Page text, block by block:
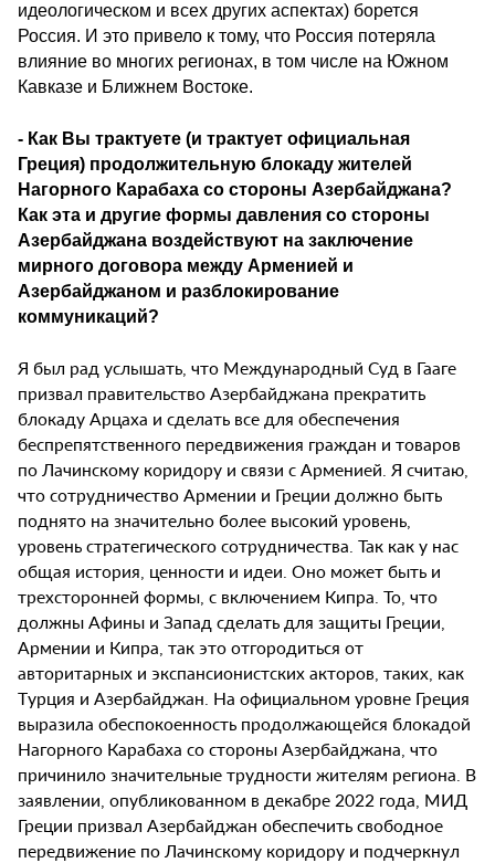
идеологическом и всех других аспектах) борется
Россия. И это привело к тому, что Россия потеряла
влияние во многих регионах, в том числе на Южном
Кавказе и Ближнем Востоке.
- Как Вы трактуете (и трактует официальная
Греция) продолжительную блокаду жителей
Нагорного Карабаха со стороны Азербайджана?
Как эта и другие формы давления со стороны
Азербайджана воздействуют на заключение
мирного договора между Арменией и
Азербайджаном и разблокирование
коммуникаций?
Я был рад услышать, что Международный Суд в Гааге
призвал правительство Азербайджана прекратить
блокаду Арцаха и сделать все для обеспечения
беспрепятственного передвижения граждан и товаров
по Лачинскому коридору и связи с Арменией. Я считаю,
что сотрудничество Армении и Греции должно быть
поднято на значительно более высокий уровень,
уровень стратегического сотрудничества. Так как у нас
общая история, ценности и идеи. Оно может быть и
трехсторонней формы, с включением Кипра. То, что
должны Афины и Запад сделать для защиты Греции,
Армении и Кипра, так это отгородиться от
авторитарных и экспансионистских акторов, таких, как
Турция и Азербайджан. На официальном уровне Греция
выразила обеспокоенность продолжающейся блокадой
Нагорного Карабаха со стороны Азербайджана, что
причинило значительные трудности жителям региона. В
заявлении, опубликованном в декабре 2022 года, МИД
Греции призвал Азербайджан обеспечить свободное
передвижение по Лачинскому коридору и подчеркнул